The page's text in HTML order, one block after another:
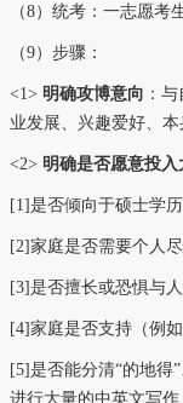
（8）统考：一志愿考
（9）步骤：
<1> 明确攻博意向 ： 与
业发展、兴趣爱好、本
<2> 明确是否愿意投入
[1]是否倾向于硕士学
[2]家庭是否需要个人
[3]是否擅长或恐惧与
[4]家庭是否支持（例
[5]是否能分清“的地得
进行大量的中英文写作